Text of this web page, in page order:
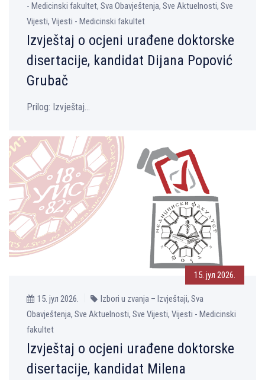
- Medicinski fakultet, Sva Obavještenja, Sve Aktuelnosti, Sve
Vijesti, Vijesti - Medicinski fakultet
Izvještaj o ocjeni urađene doktorske
disertacije, kandidat Dijana Popović
Grubač
Prilog: Izvještaj...
15. јул 2026.
15. јул 2026.
Izbori u zvanja – Izvještaji, Sva
Obavještenja, Sve Aktuelnosti, Sve Vijesti, Vijesti - Medicinski
fakultet
Izvještaj o ocjeni urađene doktorske
disertacije, kandidat Milena